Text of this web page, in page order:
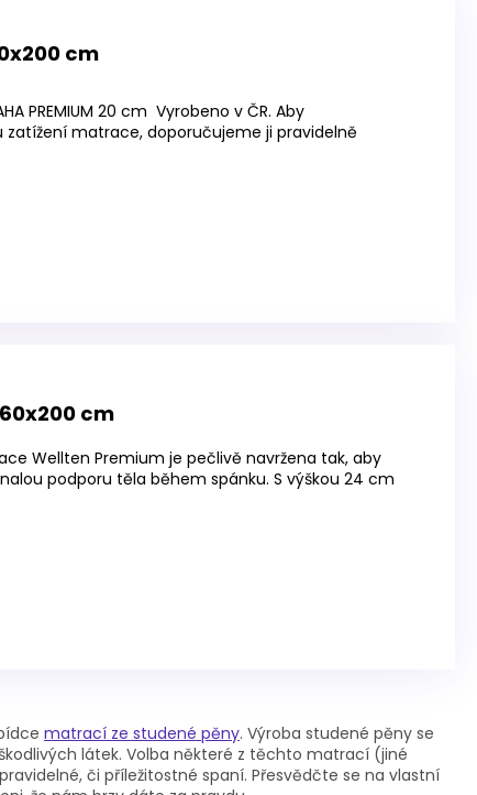
cm
PREMIUM 20 cm Vyrobeno v ČR. Aby
matrace, doporučujeme ji pravidelně
cm
Wellten Premium je pečlivě navržena tak, aby
podporu těla během spánku. S výškou 24 cm
matrací ze studené pěny. Výroba studené pěny se
látek. Volba některé z těchto matrací (jiné
či příležitostné spaní. Přesvědčte se na vlastní